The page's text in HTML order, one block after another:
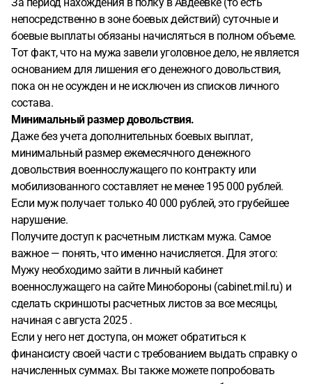
непосредственно в зоне боевых действий) суточные и
боевые выплаты обязаны начисляться в полном объеме.
Тот факт, что на мужа завели уголовное дело, не является
основанием для лишения его денежного довольствия,
пока он не осужден и не исключен из списков личного
состава.
Минимальный размер довольствия.
Даже без учета дополнительных боевых выплат,
минимальный размер ежемесячного денежного
довольствия военнослужащего по контракту или
мобилизованного составляет не менее 195 000 рублей.
Если муж получает только 40 000 рублей, это грубейшее
нарушение.
Получите доступ к расчетным листкам мужа. Самое
важное — понять, что именно начисляется. Для этого:
Мужу необходимо зайти в личный кабинет
военнослужащего на сайте Минобороны (cabinet.mil.ru) и
сделать скриншоты расчетных листов за все месяцы,
начиная с августа 2025 .
Если у него нет доступа, он может обратиться к
финансисту своей части с требованием выдать справку о
начисленных суммах. Вы также можете попробовать